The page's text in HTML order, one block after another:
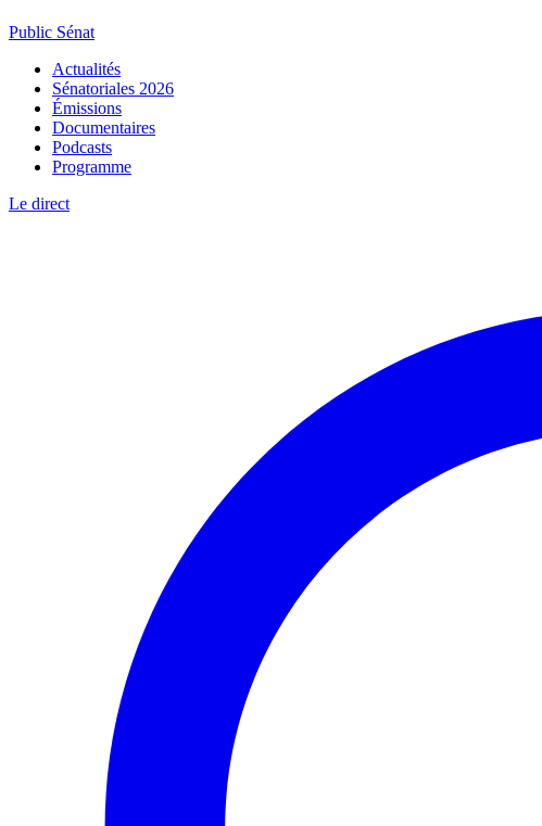
Public Sénat
Actualités
Sénatoriales 2026
Émissions
Documentaires
Podcasts
Programme
Le direct